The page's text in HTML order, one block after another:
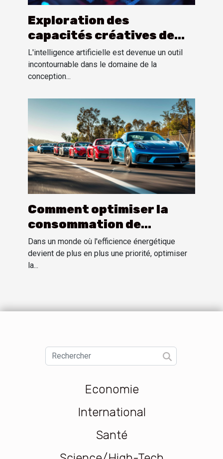
Exploration des
capacités créatives de
l'IA dans la production
d'images et de logos
L'intelligence artificielle est devenue un outil
incontournable dans le domaine de la
conception...
Comment optimiser la
consommation de
carburant pour
différents modèles de
voitures
Dans un monde où l'efficience énergétique
devient de plus en plus une priorité, optimiser
la...
Economie
International
Santé